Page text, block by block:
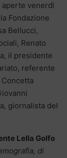
venerdì
Fondazione
Bellucci,
Renato
il presidente
referente
giornalista del
Lella Golfo
di